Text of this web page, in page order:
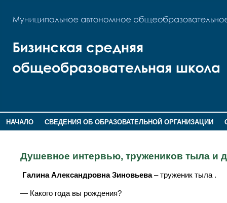
НАЧАЛО СВЕДЕНИЯ ОБ ОБРАЗОВАТЕЛЬНОЙ ОРГАНИЗАЦИИ
Душевное интервью, тружеников тыла и
Галина Александровна Зиновьева– труженик тыла .
— Какого года вы рождения?